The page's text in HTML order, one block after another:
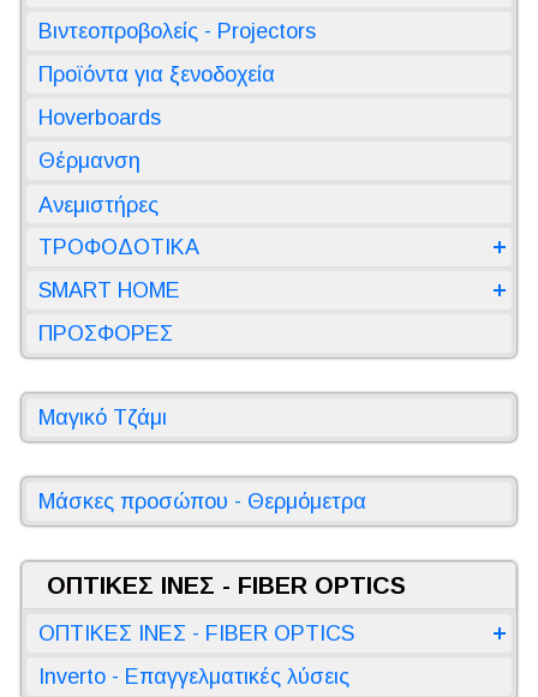
Βιντεοπροβολείς - Projectors
Προϊόντα για ξενοδοχεία
Hoverboards
Θέρμανση
Ανεμιστήρες
ΤΡΟΦΟΔΟΤΙΚΑ
SMART HOME
ΠΡΟΣΦΟΡΕΣ
Μαγικό Τζάμι
Μάσκες προσώπου - Θερμόμετρα
ΟΠΤΙΚΕΣ ΙΝΕΣ - FIBER OPTICS
ΟΠΤΙΚΕΣ ΙΝΕΣ - FIBER OPTICS
Inverto - Επαγγελματικές λύσεις